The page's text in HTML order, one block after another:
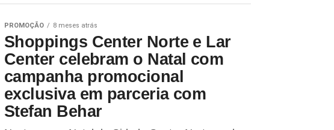
PROMOÇÃO 8 meses atrás
Shoppings Center Norte e Lar
Center celebram o Natal com
campanha promocional
exclusiva em parceria com
Stefan Behar